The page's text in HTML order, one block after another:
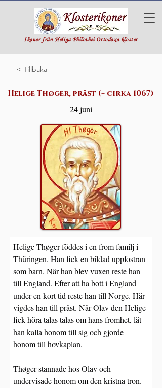
Ikoner från Heliga Philothei Ortodoxa kloster
< Tillbaka
Helige Thøger, präst (+ cirka 1067)
24 juni
Helige Thøger föddes i en from familj i
Thüringen. Han fick en bildad uppfostran
som barn. När han blev vuxen reste han
till England. Efter att ha bott i England
under en kort tid reste han till Norge. Här
vigdes han till präst. När Olav den Helige
fick höra talas talas om hans fromhet, lät
han kalla honom till sig och gjorde
honom till hovkaplan.
Thøger stannade hos Olav och
undervisade honom om den kristna tron.